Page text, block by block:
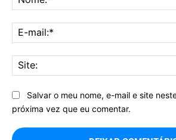
Salvar o meu nome, e-mail e site
próxima vez que eu comentar.